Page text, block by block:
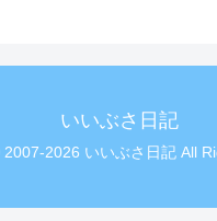
いいぶさ日記
2026 いいぶさ日記 All